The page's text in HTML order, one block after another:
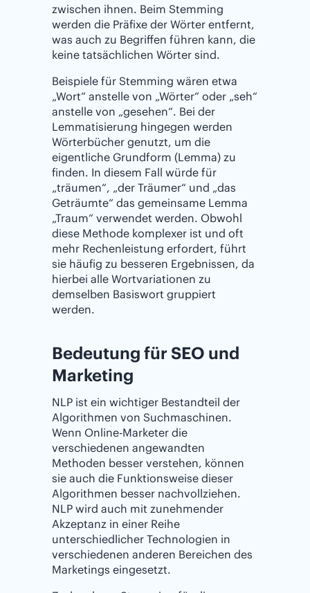
zwischen ihnen. Beim Stemming
werden die Präfixe der Wörter entfernt,
was auch zu Begriffen führen kann, die
keine tatsächlichen Wörter sind.
Beispiele für Stemming wären etwa
„Wort“ anstelle von „Wörter“ oder „seh“
anstelle von „gesehen“. Bei der
Lemmatisierung hingegen werden
Wörterbücher genutzt, um die
eigentliche Grundform (Lemma) zu
finden. In diesem Fall würde für
„träumen“, „der Träumer“ und „das
Geträumte“ das gemeinsame Lemma
„Traum“ verwendet werden. Obwohl
diese Methode komplexer ist und oft
mehr Rechenleistung erfordert, führt
sie häufig zu besseren Ergebnissen, da
hierbei alle Wortvariationen zu
demselben Basiswort gruppiert
werden.
Bedeutung für SEO und
Marketing
NLP ist ein wichtiger Bestandteil der
Algorithmen von Suchmaschinen.
Wenn Online-Marketer die
verschiedenen angewandten
Methoden besser verstehen, können
sie auch die Funktionsweise dieser
Algorithmen besser nachvollziehen.
NLP wird auch mit zunehmender
Akzeptanz in einer Reihe
unterschiedlicher Technologien in
verschiedenen anderen Bereichen des
Marketings eingesetzt.